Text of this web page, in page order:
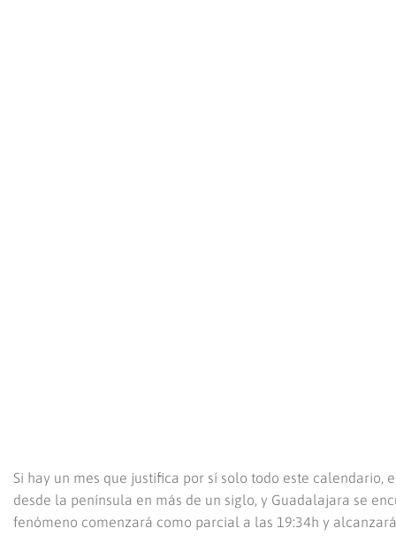
Si hay un mes que justifica por sí solo todo este calendario,
desde la península en más de un siglo, y Guadalajara se
fenómeno comenzará como parcial a las 19:34h y